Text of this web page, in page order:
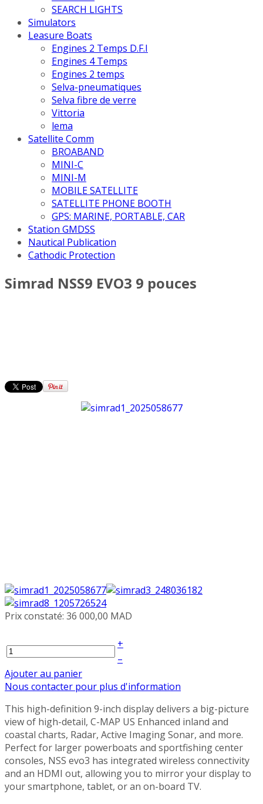
SEARCH LIGHTS
Simulators
Leasure Boats
Engines 2 Temps D.F.I
Engines 4 Temps
Engines 2 temps
Selva-pneumatiques
Selva fibre de verre
Vittoria
lema
Satellite Comm
BROABAND
MINI-C
MINI-M
MOBILE SATELLITE
SATELLITE PHONE BOOTH
GPS: MARINE, PORTABLE, CAR
Station GMDSS
Nautical Publication
Cathodic Protection
Simrad NSS9 EVO3 9 pouces
Prix constaté: 36 000,00 MAD
+
–
Ajouter au panier
Nous contacter pour plus d'information
This high-definition 9-inch display delivers a big-picture
view of high-detail, C-MAP US Enhanced inland and
coastal charts, Radar, Active Imaging Sonar, and more.
Perfect for larger powerboats and sportfishing center
consoles, NSS evo3 has integrated wireless connectivity
and an HDMI out, allowing you to mirror your display to
your smartphone, tablet, or an on-board TV.